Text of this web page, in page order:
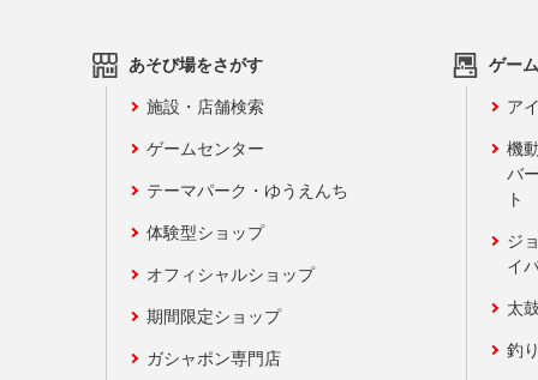
あそび場をさがす
施設・店舗検索
ゲームセンター
テーマパーク・ゆうえんち
体験型ショップ
オフィシャルショップ
期間限定ショップ
ガシャポン専門店
ゲー
ア
機
バ
ト
ジ
イ
太
釣